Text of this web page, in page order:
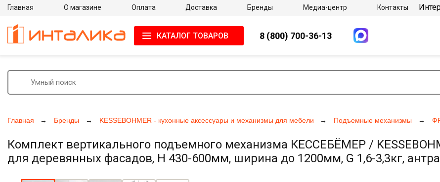
Главная Бренды KESSEBOHMER - кухонные аксессуары и механизмы для мебели Подъемные механизмы
Комплект вертикального подъемного механизма КЕССЕБЁМЕР /
для деревянных фасадов, H 430-600мм, ширина до 1200мм, G 1,6-3,3кг,
Главная О магазине Оплата Доставка Бренды Медиа-центр Контакты
КАТАЛОГ ТОВАРОВ 8 (800) 700-36-13